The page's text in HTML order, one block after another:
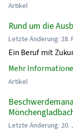
Artikel
Rund um die
Letzte Änderung: 28.
Ein Beruf mit
Mehr
Artikel
Letzte Änderung: 20.